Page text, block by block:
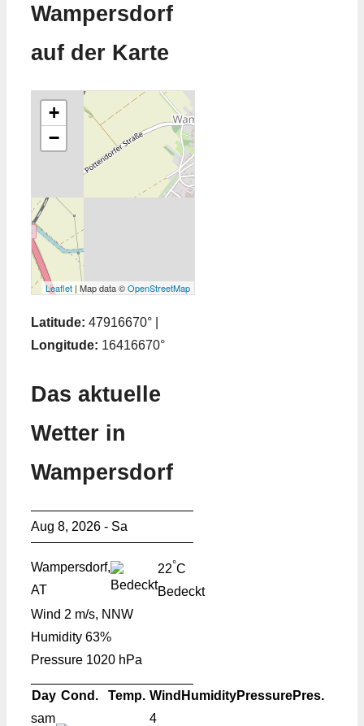
Wampersdorf
auf der Karte
+
−
Leaflet | Map data ©OpenStreetMap
Latitude: 47916670° |
Longitude: 16416670°
Das aktuelle
Wetter in
Wampersdorf
Aug 8, 2026 - Sa
Wampersdorf,
AT
22°C
Bedeckt
Wind 2 m/s, NNW
Humidity 63%
Pressure 1020 hPa
Day Cond. Temp. Wind HumidityPressurePres.
sam
4